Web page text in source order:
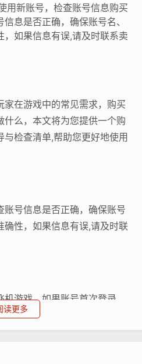
用新账号，检查账号信息购买
息是否正确，确保账号名、
，如果信息有误,请及时联系卖
在游戏中的常见需求，购买
什么，本文将为您提供一个购
与检查清单,帮助您更好地使用
账号信息是否正确，确保账号
确性，如果信息有误,请及时联
游戏，如果账号首次登录，
，如创建角色、选择服务器
读更多